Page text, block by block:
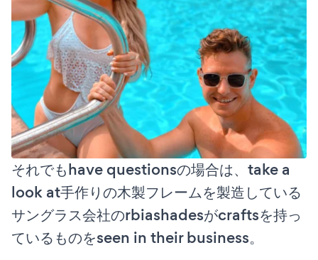
それでもhave questionsの場合は、take a
look at手作りの木製フレームを製造している
サングラス会社のrbiashadesがcraftsを持っ
ているものをseen in their business。